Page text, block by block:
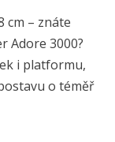
cm – znáte
Adore 3000?
i platformu,
o téměř